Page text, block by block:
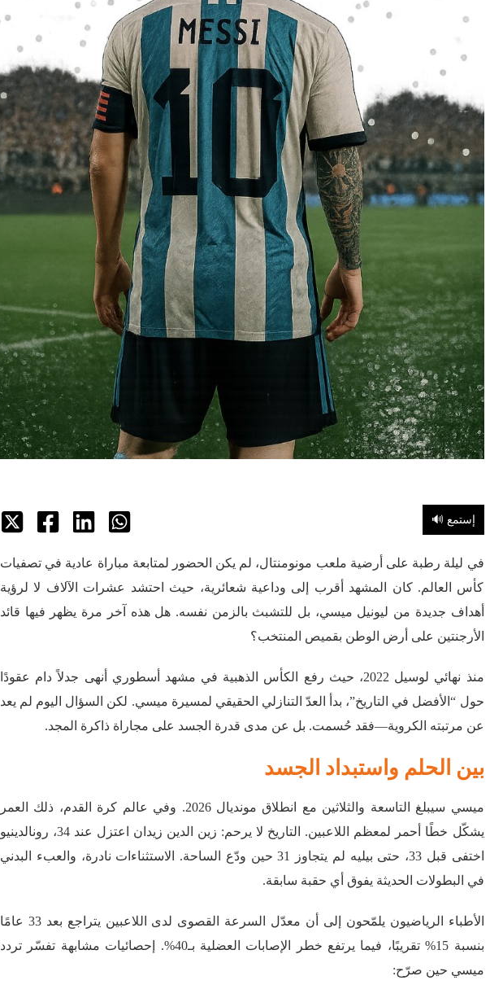
🔊 إستمع
في ليلة رطبة على أرضية ملعب مونومنتال، لم يكن الحضور لمتابعة مباراة عادية في تصفيات
كأس العالم. كان المشهد أقرب إلى وداعية شعائرية، حيث احتشد عشرات الآلاف لا لرؤية
أهداف جديدة من ليونيل ميسي، بل للتشبث بالزمن نفسه. هل هذه آخر مرة يظهر فيها قائد
الأرجنتين على أرض الوطن بقميص المنتخب؟
منذ نهائي لوسيل 2022، حيث رفع الكأس الذهبية في مشهد أسطوري أنهى جدلاً دام عقودًا
حول “الأفضل في التاريخ”، بدأ العدّ التنازلي الحقيقي لمسيرة ميسي. لكن السؤال اليوم لم يعد
عن مرتبته الكروية—فقد حُسمت. بل عن مدى قدرة الجسد على مجاراة ذاكرة المجد.
بين الحلم واستبداد الجسد
ميسي سيبلغ التاسعة والثلاثين مع انطلاق مونديال 2026. وفي عالم كرة القدم، ذلك العمر
يشكّل خطًا أحمر لمعظم اللاعبين. التاريخ لا يرحم: زين الدين زيدان اعتزل عند 34، رونالدينيو
اختفى قبل 33، حتى بيليه لم يتجاوز 31 حين ودّع الساحة. الاستثناءات نادرة، والعبء البدني
في البطولات الحديثة يفوق أي حقبة سابقة.
الأطباء الرياضيون يلمّحون إلى أن معدّل السرعة القصوى لدى اللاعبين يتراجع بعد 33 عامًا
بنسبة 15% تقريبًا، فيما يرتفع خطر الإصابات العضلية بـ40%. إحصائيات مشابهة تفسّر تردد
ميسي حين صرّح: